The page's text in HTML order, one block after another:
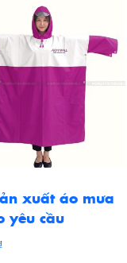
xuất áo mưa
yêu cầu